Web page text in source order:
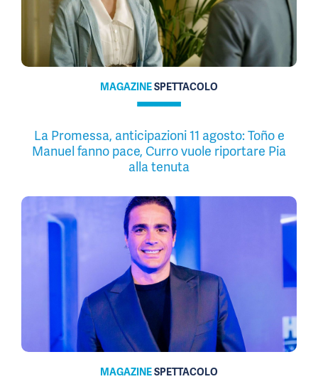
MAGAZINESPETTACOLO
La Promessa, anticipazioni 11 agosto: Toño e
Manuel fanno pace, Curro vuole riportare Pia
alla tenuta
MAGAZINESPETTACOLO